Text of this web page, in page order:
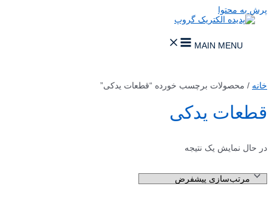
پرش به محتوا
MAIN MENU
خانه / محصولات برچسب خورده “قطعات یدکی”
قطعات یدکی
در حال نمایش یک نتیجه